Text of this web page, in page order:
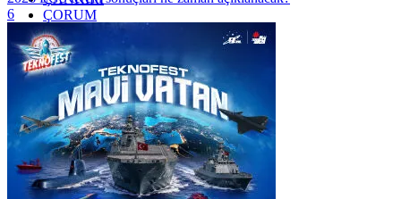
ÇORUM
İSTANBUL
İZMİR
ŞANLIURFA
ŞIRNAK
6